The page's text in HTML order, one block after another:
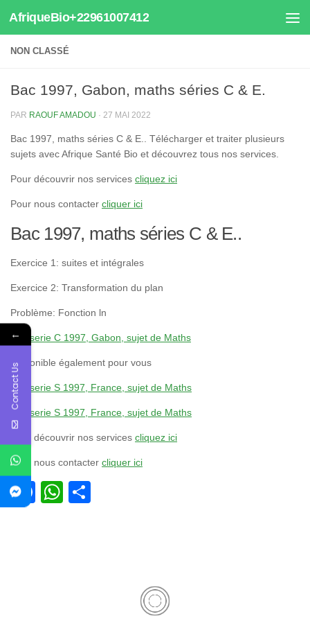
Au dessous du contenu
AfriqueBio+22961007412
NON CLASSÉ
Bac 1997, Gabon, maths séries C & E.
PAR RAOUF AMADOU · 27 MAI 2022
Bac 1997, maths séries C & E.. Télécharger et traiter plusieurs
sujets avec Afrique Santé Bio et découvrez tous nos services.
Pour découvrir nos services cliquez ici
Pour nous contacter cliquer ici
Bac 1997, maths séries C & E..
Exercice 1: suites et intégrales
Exercice 2: Transformation du plan
Problème: Fonction ln
Bac serie C 1997, Gabon, sujet de Maths
Disponible également pour vous
Bac serie S 1997, France, sujet de Maths
Bac serie S 1997, France, sujet de Maths
Pour découvrir nos services cliquez ici
Pour nous contacter cliquer ici
Facebook
WhatsApp
←
Contact Us